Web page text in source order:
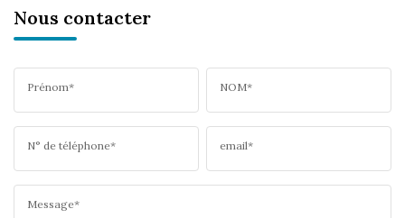
Nous contacter
Prénom* NOM*
N° de téléphone* email*
Message*